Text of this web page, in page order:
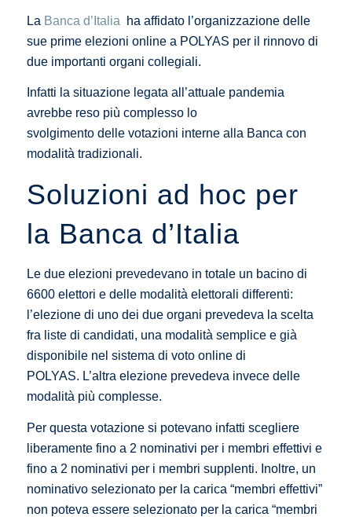
La Banca d’Italia ha affidato l’organizzazione delle
sue prime elezioni online a POLYAS per il rinnovo di
due importanti organi collegiali.
Infatti la situazione legata all’attuale pandemia
avrebbe reso più complesso lo
svolgimento delle votazioni interne alla Banca con
modalità tradizionali.
Soluzioni ad hoc per
la Banca d’Italia
Le due elezioni prevedevano in totale un bacino di
6600 elettori e delle modalità elettorali differenti:
l’elezione di uno dei due organi prevedeva la scelta
fra liste di candidati, una modalità semplice e già
disponibile nel sistema di voto online di
POLYAS. L’altra elezione prevedeva invece delle
modalità più complesse.
Per questa votazione si potevano infatti scegliere
liberamente fino a 2 nominativi per i membri effettivi e
fino a 2 nominativi per i membri supplenti. Inoltre, un
nominativo selezionato per la carica “membri effettivi”
non poteva essere selezionato per la carica “membri